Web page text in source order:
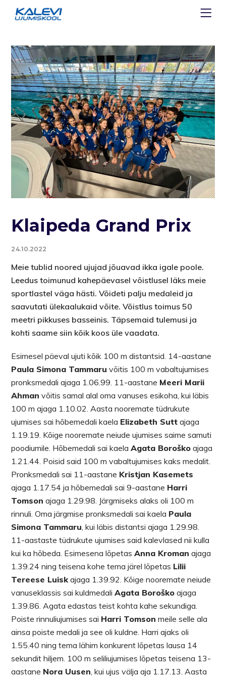
Klaipeda Grand Prix
24.10.2022
Meie tublid noored ujujad jõuavad ikka igale poole.
Leedus toimunud kahepäevasel võistlusel läks meie
sportlastel väga hästi. Võideti palju medaleid ja
saavutati ülekaalukaid võite. Võistlus toimus 50
meetri pikkuses basseinis. Täpsemaid tulemusi ja
kohti saame siin kõik koos üle vaadata.
Esimesel päeval ujuti kõik 100 m distantsid. 14-aastane
Paula Simona Tammaru võitis 100 m vabaltujumises
pronksmedali ajaga 1.06.99. 11-aastane Meeri Marii
Ahman võitis samal alal oma vanuses esikoha, kui läbis
100 m ajaga 1.10.02. Aasta nooremate tüdrukute
ujumises sai hõbemedali kaela Elizabeth Sutt ajaga
1.19.19. Kõige nooremate neiude ujumises saime samuti
poodiumile. Hõbemedali sai kaelaAgata Boroško ajaga
1.21.44. Poisid said 100 m vabaltujumises kaks medalit.
Pronksmedali sai 11-aastane Kristjan Kasemets
ajaga 1.17.54 ja hõbemedali sai 9-aastane Harri
Tomson ajaga 1.29.98. Järgmiseks alaks oli 100 m
rinnuli. Oma järgmise pronksmedali sai kaela Paula
Simona Tammaru, kui läbis distantsi ajaga 1.29.98.
11-aastaste tüdrukute ujumises said kalevlased nii kulla
kui ka hõbeda. Esimesena lõpetasAnna Kroman ajaga
1.39.24 ning teisena kohe tema järel lõpetas Lilii
Tereese Luiskajaga 1.39.92. Kõige nooremate neiude
vanuseklassis sai kuldmedaliAgata Boroško ajaga
1.39.86. Agata edastas teist kohta kahe sekundiga.
Poiste rinnuliujumises sai Harri Tomson meile selle ala
ainsa poiste medali ja see oli kuldne. Harri ajaks oli
1.55.40 ning tema lähim konkurent lõpetas lausa 14
sekundit hiljem. 100 m seliliujumises lõpetas teisena 13-
aastane Nora Uusen, kui ujus välja aja 1.17.13. Aasta